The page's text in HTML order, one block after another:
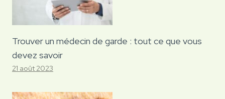
Trouver un médecin de garde : tout ce que vous
devez savoir
21 août 2023